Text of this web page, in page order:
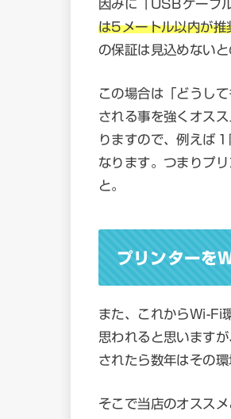
因みに「USBケーブ
は5メートル以内が推
の保証は見込めないと
この場合は「どうし
される事を強くオス
りますので、例えば
なります。つまりプ
と。
プリンターを
また、これからWi-Fi
思われると思います
されたら数年はその
そこで当店のオスス